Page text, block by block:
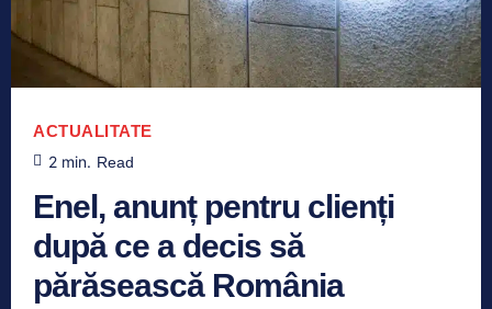
ACTUALITATE
2 min. Read
Enel, anunț pentru clienți
după ce a decis să
părăsească România